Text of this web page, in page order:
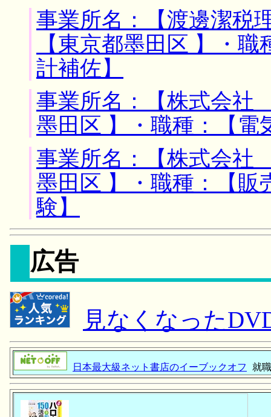
事業所名：【渡邊潔税
【東京都墨田区 】・
計補佐】
事業所名：【株式会社
墨田区 】・職種：【電
事業所名：【株式会社
墨田区 】・職種：【販
験】
広告
見なくなった
日本最大級ネット書店のイーブックオフ 就